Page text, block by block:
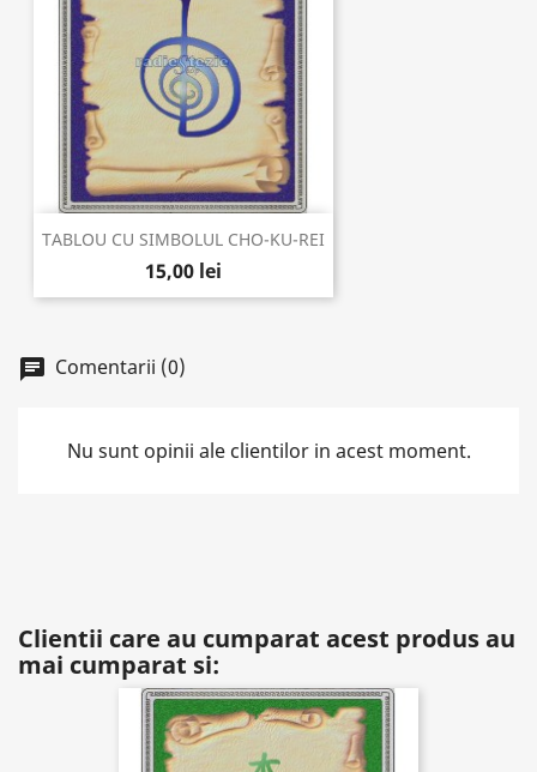
TABLOU CU SIMBOLUL CHO-KU-REI
15,00 lei
chat Comentarii (0)
Nu sunt opinii ale clientilor in acest moment.
Clientii care au cumparat acest produs au
mai cumparat si: